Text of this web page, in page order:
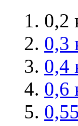
0,2
0,3
0,4
0,6